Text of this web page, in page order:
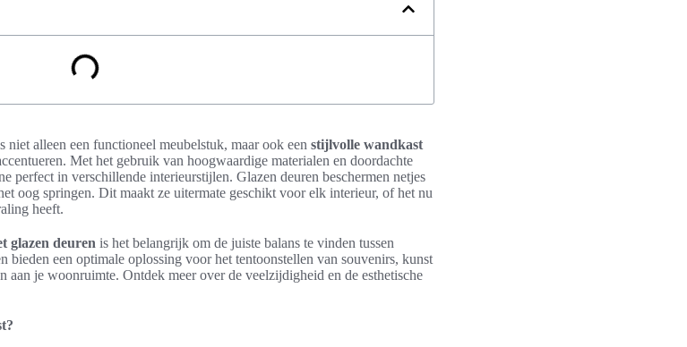
niet alleen een functioneel meubelstuk, maar ook een stijlvolle wandkast
Met het gebruik van hoogwaardige materialen en doordachte
perfect in verschillende interieurstijlen. Glazen deuren beschermen netjes
oog springen. Dit maakt ze uitermate geschikt voor elk interieur, of het nu
heeft.
glazen deuren is het belangrijk om de juiste balans te vinden tussen
bieden een optimale oplossing voor het tentoonstellen van souvenirs, kunst
je woonruimte. Ontdek meer over de veelzijdigheid en de esthetische